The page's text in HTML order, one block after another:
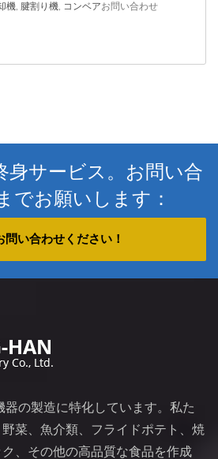
機 腱割り機 コンベアお問い合わせ
身サービス。お問い合
でお願いします：
問い合わせください！
器の製造に特化しています。私た
菜、魚介類、フライドポテト、焼
、その他の高品質な食品を作成